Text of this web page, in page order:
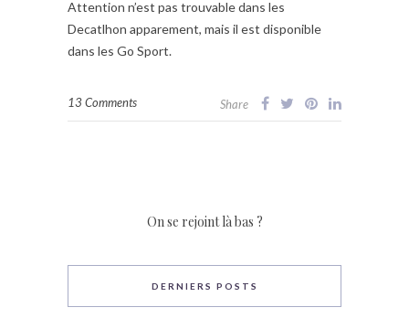
Attention n’est pas trouvable dans les
Decatlhon apparement, mais il est disponible
dans les Go Sport.
13 Comments Share
On se rejoint là bas ?
DERNIERS POSTS